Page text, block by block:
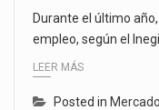
Durante el último
empleo, según el
LEER MÁS
Posted in